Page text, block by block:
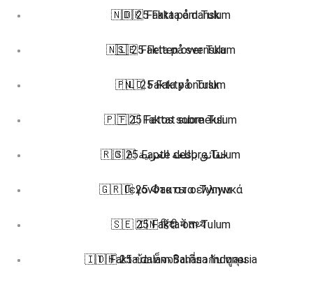
🇳🇴 25 Fakta om Tulum
🇳🇱 25 Feiten over Tulum
🇵🇱 25 Fakty o Tulum
🇵🇹 25 Fatos sobre Tulum
🇷🇴 25 Fapte despre Tulum
🇷🇺 25 Факты о Тулум
🇸🇪 25 Fakta om Tulum
🇹🇭 25 ข้อเท็จจริงเกี่ยวกับ ทูลุม
🇩🇰 Fakta på dansk
🇸🇪 Fakta på svenska
🇳🇴 Fakta på norsk
🇫🇮 Faktat suomeksi
🇸🇦 حقائق باللغة العربية
🇬🇷 Γεγονότα στα ελληνικά
🇮🇳 हिंदी में तथ्य
🇮🇩 Fakta dalam Bahasa Indonesia